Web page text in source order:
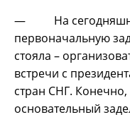
— На
первоначальную
стояла –
встречи с
стран СНГ.
основательный